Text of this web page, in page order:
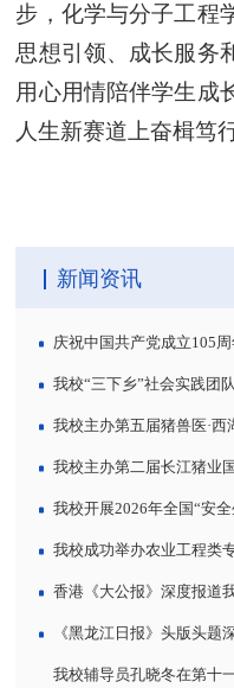
步，化学与分子工程
思想引领、成长服务
用心用情陪伴学生成
人生新赛道上奋楫笃
新闻资讯
庆祝中国共产党成立105
我校“三下乡”社会实践团
我校主办第五届猪兽医·西
我校主办第二届长江猪业
我校开展2026年全国“安
我校成功举办农业工程类
香港《大公报》深度报道
《黑龙江日报》头版头题
我校辅导员孔晓冬在第十